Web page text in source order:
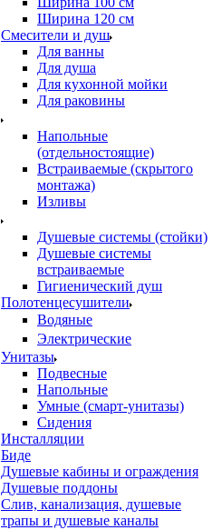
Ширина 120 см
Смесители и душ
Для ванны
Для душа
Для кухонной мойки
Для раковины
Напольные
(отдельностоящие)
Встраиваемые (скрытого
монтажа)
Изливы
Душевые системы (стойки)
Душевые системы
встраиваемые
Гигиенический душ
Полотенцесушители
ㅤВодяные
ㅤЭлектрические
Унитазы
Подвесные
Напольные
Умные (смарт-унитазы)
Сидения
Инсталляции
Биде
Душевые кабины и ограждения
Душевые поддоны
Слив, канализация, душевые
трапы и душевые каналы